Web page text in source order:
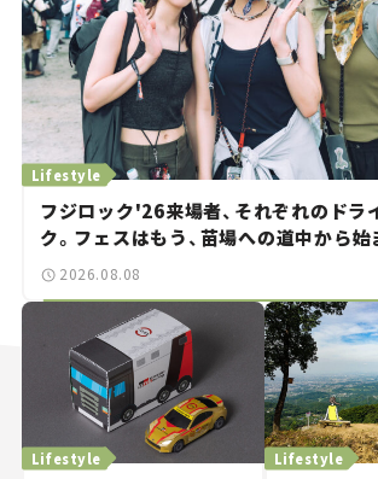
フジロック'26来場者、それぞれのドラ
ク。フェスはもう、苗場への道中から始
Lifestyle
2026.08.08
Lifestyle Lifestyle